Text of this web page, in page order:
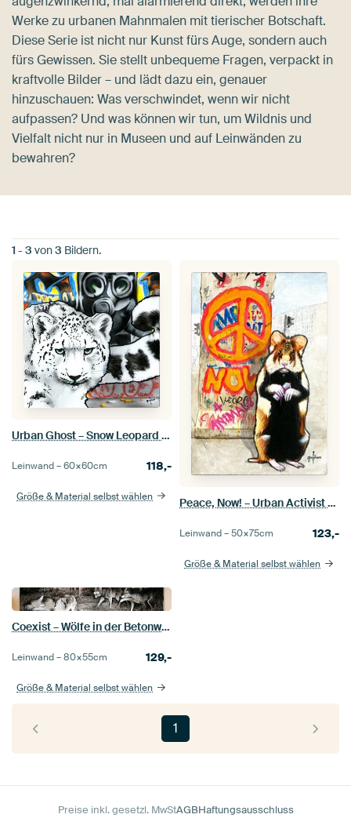
Werke zu urbanen Mahnmalen mit tierischer Botschaft.
Diese Serie ist nicht nur Kunst fürs Auge, sondern auch
fürs Gewissen. Sie stellt unbequeme Fragen, verpackt in
kraftvolle Bilder – und lädt dazu ein, genauer
hinzuschauen: Was verschwindet, wenn wir nicht
aufpassen? Und was können wir tun, um Wildnis und
Vielfalt nicht nur in Museen und auf Leinwänden zu
bewahren?
1 - 3 von3 Bildern.
Urban Ghost – Snow Leopard in the Concrete Jungle
Leinwand –60×60cm 118,-
Größe & Material selbst wählen Peace, Now! – Urban Activist Hamster
Leinwand –50×75cm 123,-
Größe & Material selbst wählen
Coexist – Wölfe in der Betonwildnis
Leinwand –80×55cm 129,-
Größe & Material selbst wählen
1
Preise inkl. gesetzl. MwStAGBHaftungsausschluss